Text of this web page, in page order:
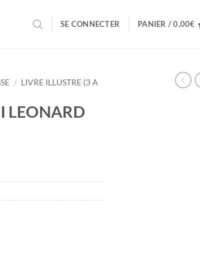
SE CONNECTER PANIER /0,00€
/ LIVRE ILLUSTRE (3 A
LEONARD